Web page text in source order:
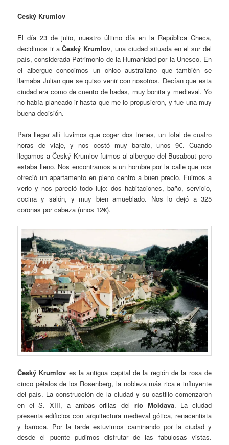
Český Krumlov
El día 23 de julio, nuestro último día en la República Checa,
decidimos ir aČeský Krumlov, una ciudad situada en el sur del
país, considerada Patrimonio de la Humanidad por la Unesco. En
el albergue conocimos un chico australiano que también se
llamaba Julian que se quiso venir con nosotros. Decían que esta
ciudad era como de cuento de hadas, muy bonita y medieval. Yo
no había planeado ir hasta que me lo propusieron, y fue una muy
buena decisión.
Para llegar allí tuvimos que coger dos trenes, un total de cuatro
horas de viaje, y nos costó muy barato, unos 9€. Cuando
llegamos a Český Krumlov fuimos al albergue del Busabout pero
estaba lleno. Nos encontramos a un hombre por la calle que nos
ofreció un apartamento en pleno centro a buen precio. Fuimos a
verlo y nos pareció todo lujo: dos habitaciones, baño, servicio,
cocina y salón, y muy bien amueblado. Nos lo dejó a 325
coronas por cabeza (unos 12€).
Český Krumlov es la antigua capital de la región de la rosa de
cinco pétalos de los Rosenberg, la nobleza más rica e influyente
del país. La construcción de la ciudad y su castillo comenzaron
en el S. XIII, a ambas orillas del río Moldava. La ciudad
presenta edificios con arquitectura medieval gótica, renacentista
y barroca. Por la tarde estuvimos caminando por la ciudad y
desde el puente pudimos disfrutar de las fabulosas vistas.